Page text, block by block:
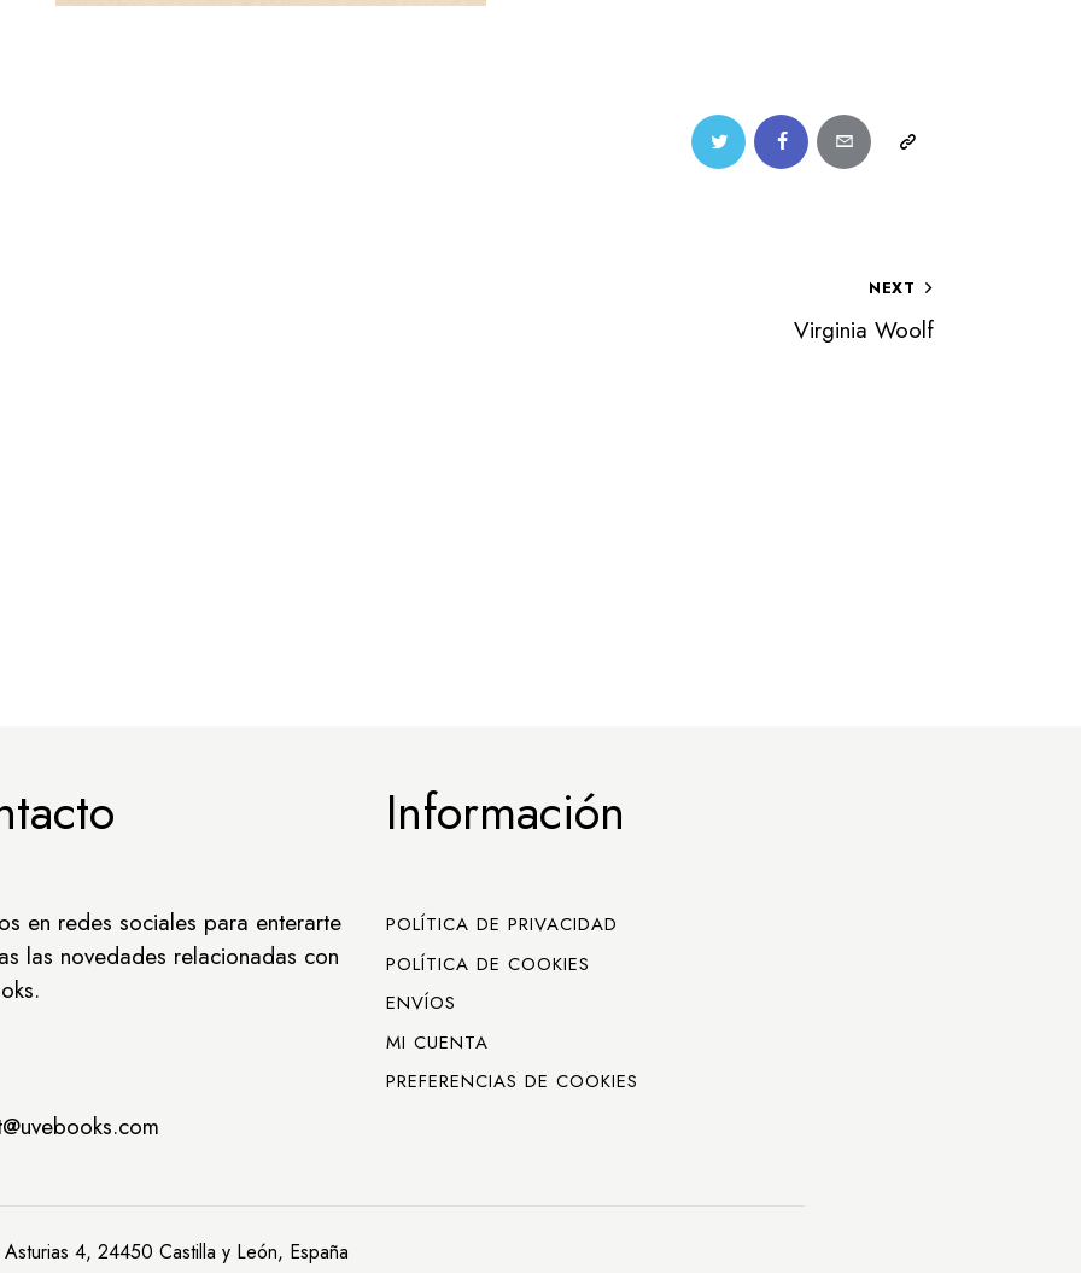
NEXT
Virginia Woolf
en redes sociales para enterarte
las novedades relacionadas con
Información
POLÍTICA DE PRIVACIDAD
POLÍTICA DE COOKIES
ENVÍOS
MI CUENTA
PREFERENCIAS DE COOKIES
4, 24450 Castilla y León, España